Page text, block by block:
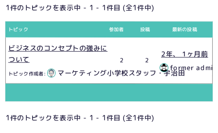
1件のトピックを表示中 - 1 - 1件目 (全1件中)
トピック 参加者 投稿 最新の投稿
ビジネスのコンセプトの強みに
ついて
トピック作成者: マーケティング小学校スタッフ・宇治田
2 2
2年、 1ヶ月前
former admin
1件のトピックを表示中 - 1 - 1件目 (全1件中)